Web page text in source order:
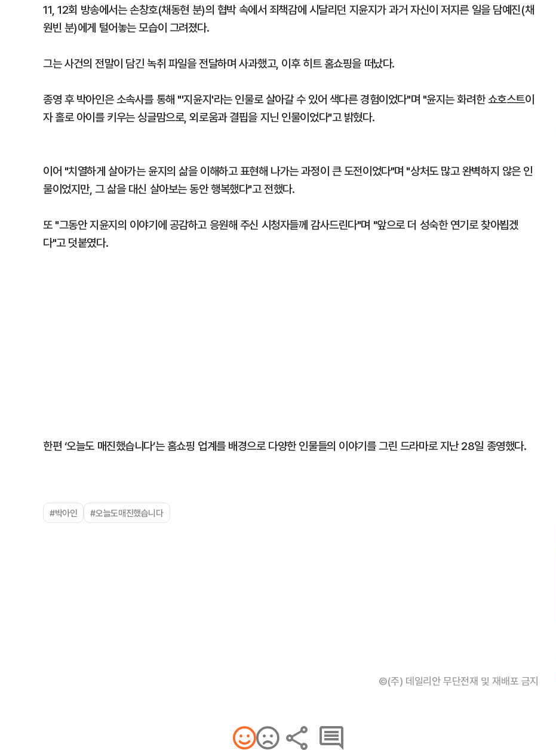
11, 12회 방송에서는 손창호(채동현 분)의 협박 속에서 죄책감에 시달리던 지윤지가 과거 자신이 저지른 일을 담예진(채
원빈 분)에게 털어놓는 모습이 그려졌다.
그는 사건의 전말이 담긴 녹취 파일을 전달하며 사과했고, 이후 히트 홈쇼핑을 떠났다.
종영 후 박아인은 소속사를 통해 "'지윤지'라는 인물로 살아갈 수 있어 색다른 경험이었다"며 "윤지는 화려한 쇼호스트이
자 홀로 아이를 키우는 싱글맘으로, 외로움과 결핍을 지닌 인물이었다"고 밝혔다.
이어 "치열하게 살아가는 윤지의 삶을 이해하고 표현해 나가는 과정이 큰 도전이었다"며 "상처도 많고 완벽하지 않은 인
물이었지만, 그 삶을 대신 살아보는 동안 행복했다"고 전했다.
또 "그동안 지윤지의 이야기에 공감하고 응원해 주신 시청자들께 감사드린다"며 "앞으로 더 성숙한 연기로 찾아뵙겠
다"고 덧붙였다.
한편 ‘오늘도 매진했습니다’는 홈쇼핑 업계를 배경으로 다양한 인물들의 이야기를 그린 드라마로 지난 28일 종영했다.
#박아인 #오늘도매진했습니다
©(주) 데일리안 무단전재 및 재배포 금지